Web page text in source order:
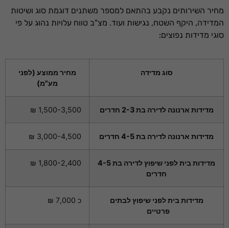
מחיר השירותים נקבע בהתאם למספר משתנים דוגמת סוג ושיטות
המדידה, היקף השטח, נגישות ועוד. מצ"ב טווח עלויות נהוג על פי
סוגי מדידות נפוצים:
סוג מדידה
מחיר ממוצע (לפני
מע"מ)
מדידות ארנונה לדירה בת 2-3 חדרים 1,500-3,500 ₪
מדידות ארנונה לדירה בת 4-5 חדרים 3,000-4,500 ₪
מדידות בית לפני שיפוץ לדירה בת 4-5
חדרים
1,800-2,400 ₪
מדידות בית לפני שיפוץ לבתים
פרטיים
כ 7,000 ₪